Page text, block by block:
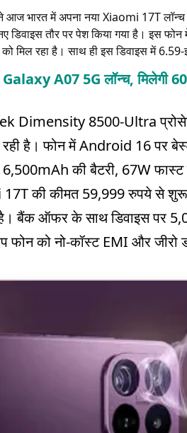
भारत में अपना नया Xiaomi 17T लॉन्च
डिवाइस तौर पर पेश किया गया है। इस
मिल रहा है। साथ ही इस डिवाइस में
A07 5G लॉन्च, मिलेगी
Dimensity 8500-Ultra
है। फोन में Android 16 पर
की बैटरी, 67W फास्ट
17T की कीमत 59,999 रुपये से
है। बैंक ऑफर के साथ डिवाइस पर
फोन को नो-कॉस्ट EMI और जीरो